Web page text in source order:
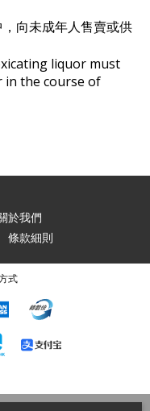
，向未成年人售賣或供
liquor must
in the course of
於我們
條款細則
式